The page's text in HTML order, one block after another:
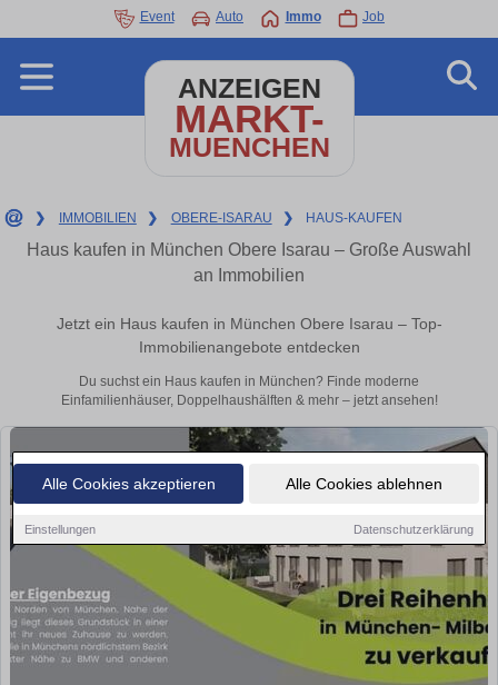
Alle Cookies akzeptieren Alle Cookies ablehnen
Einstellungen Datenschutzerklärung
Event Auto Immo Job
ANZEIGEN
MARKT-
MUENCHEN
❯ IMMOBILIEN ❯ OBERE-ISARAU ❯ HAUS-KAUFEN
Haus kaufen in München Obere Isarau – Große Auswahl
an Immobilien
Jetzt ein Haus kaufen in München Obere Isarau – Top-
Immobilienangebote entdecken
Du suchst ein Haus kaufen in München? Finde moderne
Einfamilienhäuser, Doppelhaushälften & mehr – jetzt ansehen!